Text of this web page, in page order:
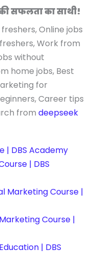
सफलता का साथी!
Online jobs
Work from
without
home jobs, Best
for
Career tips
from deepseek
| DBS Academy
| DBS
Marketing Course |
Course |
| DBS